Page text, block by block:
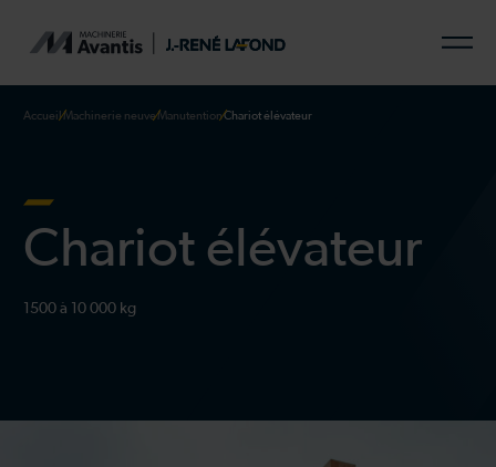
AccueilMachinerie neuveManutentionChariot élévateur
Chariot élévateur
1500 à 10 000 kg